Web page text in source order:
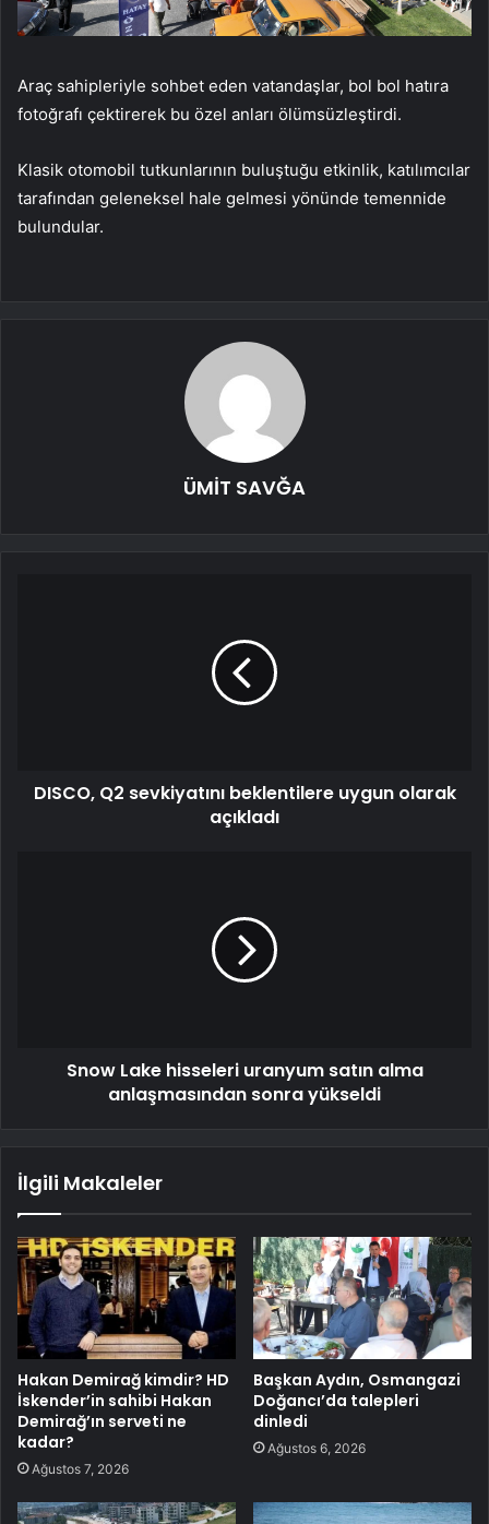
Araç sahipleriyle sohbet eden vatandaşlar, bol bol hatıra
fotoğrafı çektirerek bu özel anları ölümsüzleştirdi.
Klasik otomobil tutkunlarının buluştuğu etkinlik, katılımcılar
tarafından geleneksel hale gelmesi yönünde temennide
bulundular.
ÜMİT SAVĞA
DISCO, Q2 sevkiyatını beklentilere uygun olarak
açıkladı
Snow Lake hisseleri uranyum satın alma
anlaşmasından sonra yükseldi
İlgili Makaleler
Hakan Demirağ kimdir? HD
İskender’in sahibi Hakan
Demirağ’ın serveti ne
kadar?
Ağustos 7, 2026
Başkan Aydın, Osmangazi
Doğancı’da talepleri
dinledi
Ağustos 6, 2026